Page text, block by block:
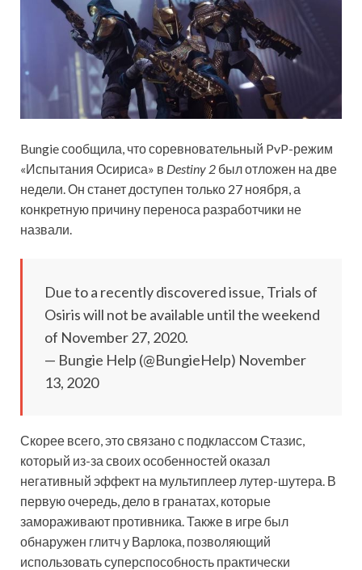
Bungie сообщила, что соревновательный PvP-режим
«Испытания Осириса» в Destiny 2 был отложен на две
недели. Он станет доступен только 27 ноября, а
конкретную причину переноса разработчики не
назвали.
Due to a recently discovered issue, Trials of
Osiris will not be available until the weekend
of November 27, 2020.
— Bungie Help (@BungieHelp) November
13, 2020
Скорее всего, это связано с подклассом Стазис,
который из-за своих особенностей оказал
негативный эффект на мультиплеер лутер-шутера. В
первую очередь, дело в гранатах, которые
замораживают противника. Также в игре был
обнаружен глитч у Варлока, позволяющий
использовать суперспособность практически